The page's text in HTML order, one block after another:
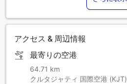
アクセス & 周辺情報
最寄りの空港
64.71 km
クルタジャティ 国際空港 (KJT)